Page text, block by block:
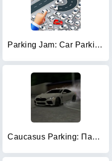
Parking Jam: Car Parking Games
Caucasus Parking: Парковка 3D